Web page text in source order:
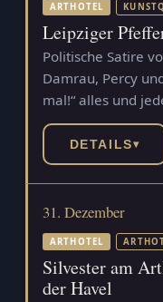
ARTHOTEL
Leipziger
Politische Satire
Damrau, Percy
mal!“ alles und
DETAILS▾
31. Dezember
ARTHOTEL
Silvester am
der Havel